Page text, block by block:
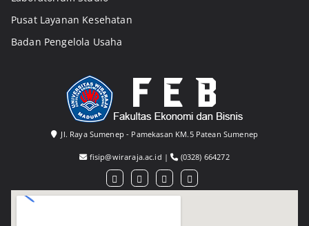
Pusat Layanan Kesehatan
Badan Pengelola Usaha
Jl. Raya Sumenep - Pamekasan KM.5 Patean Sumenep
fisip@wiraraja.ac.id | (0328) 664272